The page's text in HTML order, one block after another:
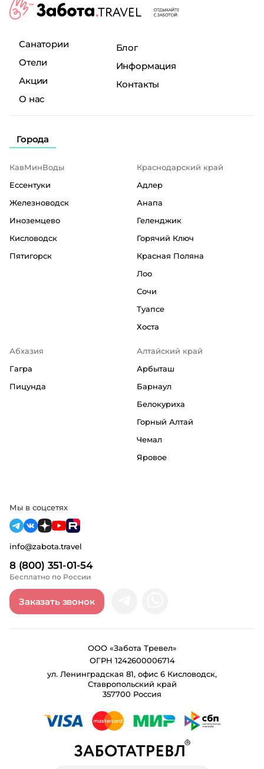
Санатории
Отели
Акции
О нас
Блог
Информация
Контакты
Города
КавМинВоды
Ессентуки
Железноводск
Иноземцево
Кисловодск
Пятигорск
Краснодарский край
Адлер
Анапа
Геленджик
Горячий Ключ
Красная Поляна
Лоо
Сочи
Туапсе
Хоста
Абхазия
Гагра
Пицунда
Алтайский край
Арбыташ
Барнаул
Белокуриха
Горный Алтай
Чемал
Яровое
8 (800) 351-01-54
Бесплатно по России
info@zabota.travel
Заказать звонок
Мы в соцсетях
ООО «Забота Тревел»
ОГРН 1242600006714
ул. Ленинградская 81, офис 6 Кисловодск,
Ставропольский край
357700 Россия